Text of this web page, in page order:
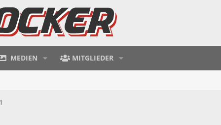
MEDIEN MITGLIEDER